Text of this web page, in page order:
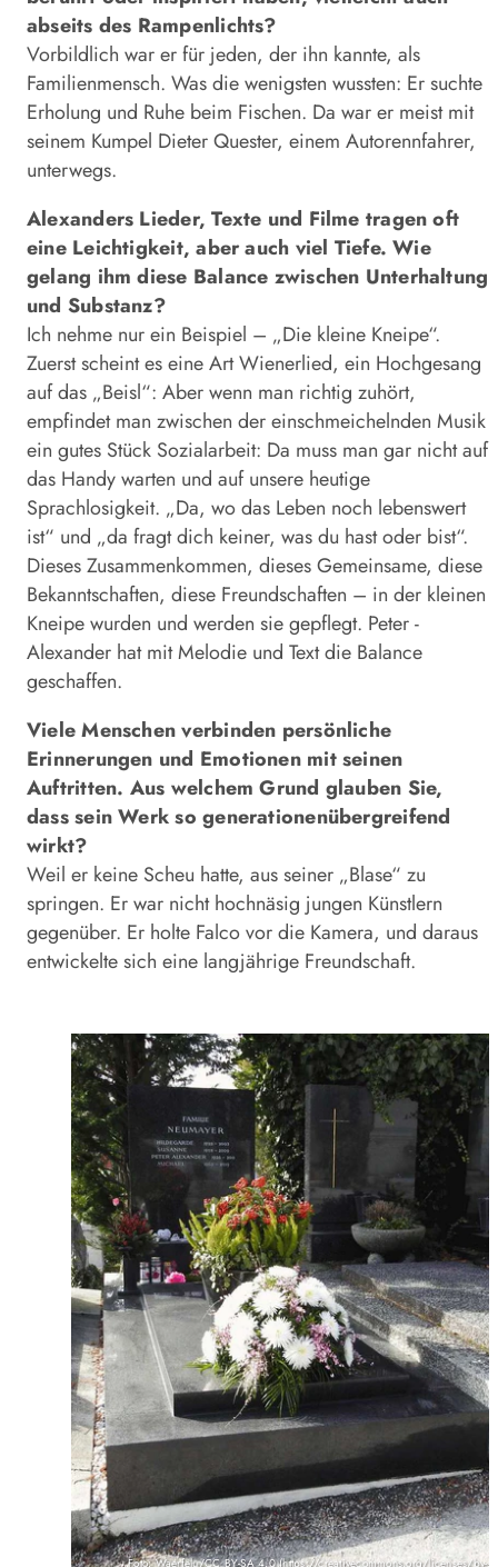
abseits des Rampenlichts?
Vorbildlich war er für jeden, der ihn kannte, als
Familienmensch. Was die wenigsten wussten: Er suchte
Erholung und Ruhe beim Fischen. Da war er meist mit
seinem Kumpel Dieter Quester, einem Autorennfahrer,
unterwegs.
Alexanders Lieder, Texte und Filme tragen oft
eine Leichtigkeit, aber auch viel Tiefe. Wie
gelang ihm diese Balance zwischen Unterhaltung
und Substanz?
Ich nehme nur ein Beispiel – „Die kleine Kneipe“.
Zuerst scheint es eine Art Wienerlied, ein Hochgesang
auf das „Beisl“: Aber wenn man richtig zuhört,
empfindet man zwischen der einschmeichelnden Musik
ein gutes Stück Sozialarbeit: Da muss man gar nicht auf
das Handy warten und auf unsere heutige
Sprachlosigkeit. „Da, wo das Leben noch lebenswert
ist“ und „da fragt dich keiner, was du hast oder bist“.
Dieses Zusammenkommen, dieses Gemeinsame, diese
Bekanntschaften, diese Freundschaften – in der kleinen
Kneipe wurden und werden sie gepflegt. Peter ­
Alexander hat mit Melodie und Text die Balance
geschaffen.
Viele Menschen verbinden persönliche
Erinnerungen und Emotionen mit seinen
Auftritten. Aus welchem Grund glauben Sie,
dass sein Werk so generationenübergreifend
wirkt?
Weil er keine Scheu hatte, aus seiner „Blase“ zu
springen. Er war nicht hochnäsig jungen Künstlern
gegenüber. Er holte Falco vor die Kamera, und daraus
entwickelte sich eine langjährige Freundschaft.
Foto: Waerfelu/CC BY-SA 4.0 (https://creativecommons.org/licenses/by-